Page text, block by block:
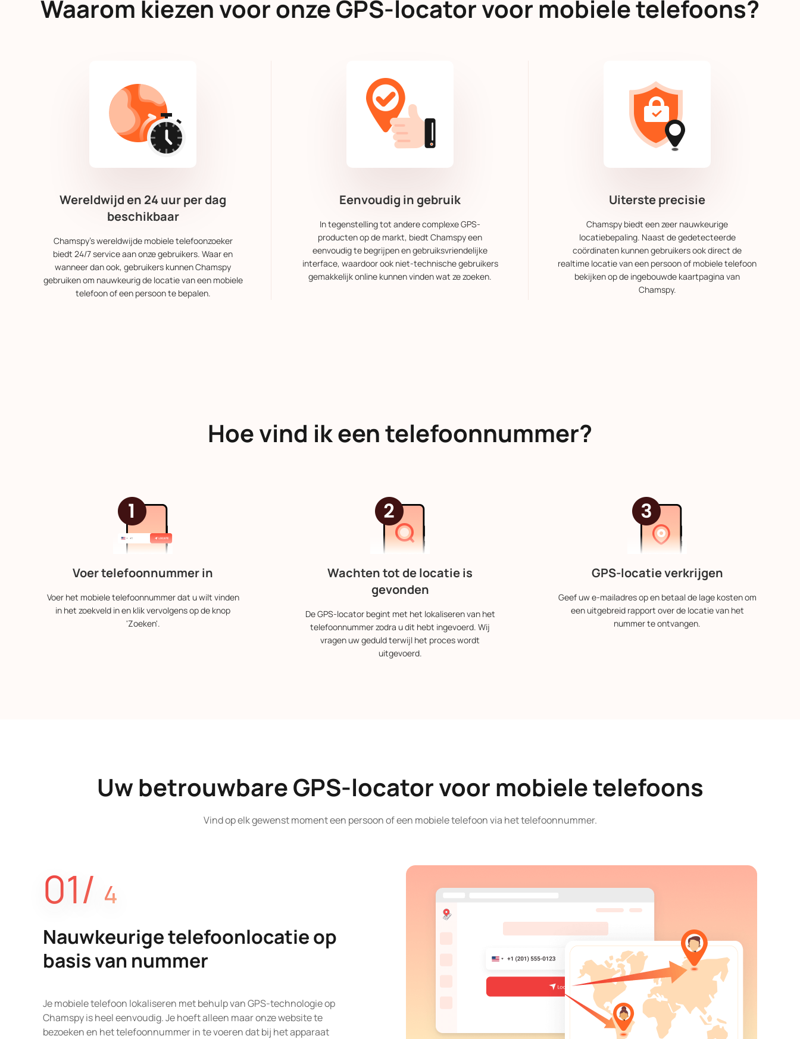
Waarom kiezen voor onze GPS-locator voor mobiele telefoons?
Wereldwijd en 24 uur per dag
beschikbaar
Chamspy's wereldwijde mobiele telefoonzoeker
biedt 24/7 service aan onze gebruikers. Waar en
wanneer dan ook, gebruikers kunnen Chamspy
gebruiken om nauwkeurig de locatie van een mobiele
telefoon of een persoon te bepalen.
Eenvoudig in gebruik
In tegenstelling tot andere complexe GPS-
producten op de markt, biedt Chamspy een
eenvoudig te begrijpen en gebruiksvriendelijke
interface, waardoor ook niet-technische gebruikers
gemakkelijk online kunnen vinden wat ze zoeken.
Uiterste precisie
Chamspy biedt een zeer nauwkeurige
locatiebepaling. Naast de gedetecteerde
coördinaten kunnen gebruikers ook direct de
realtime locatie van een persoon of mobiele telefoon
bekijken op de ingebouwde kaartpagina van
Chamspy.
Hoe vind ik een telefoonnummer?
Voer telefoonnummer in
Voer het mobiele telefoonnummer dat u wilt vinden
in het zoekveld in en klik vervolgens op de knop
'Zoeken'.
Wachten tot de locatie is
gevonden
De GPS-locator begint met het lokaliseren van het
telefoonnummer zodra u dit hebt ingevoerd. Wij
vragen uw geduld terwijl het proces wordt
uitgevoerd.
GPS-locatie verkrijgen
Geef uw e-mailadres op en betaal de lage kosten om
een uitgebreid rapport over de locatie van het
nummer te ontvangen.
Uw betrouwbare GPS-locator voor mobiele telefoons
Vind op elk gewenst moment een persoon of een mobiele telefoon via het telefoonnummer.
01/ 4
Nauwkeurige telefoonlocatie op
basis van nummer
Je mobiele telefoon lokaliseren met behulp van GPS-technologie op
Chamspy is heel eenvoudig. Je hoeft alleen maar onze website te
bezoeken en het telefoonnummer in te voeren dat bij het apparaat